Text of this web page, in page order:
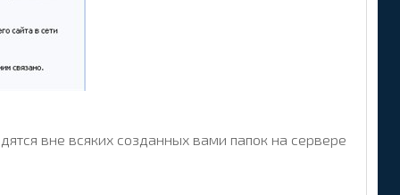
вне всяких созданных вами папок на сервере